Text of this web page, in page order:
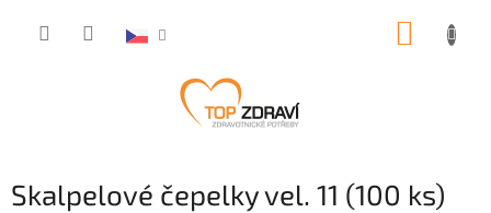
Skalpelové čepelky vel. 11 (100 ks)